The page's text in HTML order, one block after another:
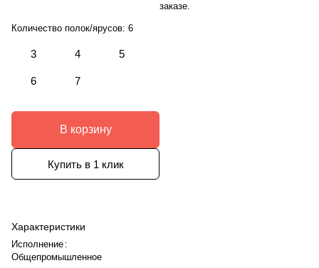
Количество полок/ярусов: 6
3 4 5
6 7
В корзину
Купить в 1 клик
Характеристики
Исполнение :
Общепромышленное
заказе.